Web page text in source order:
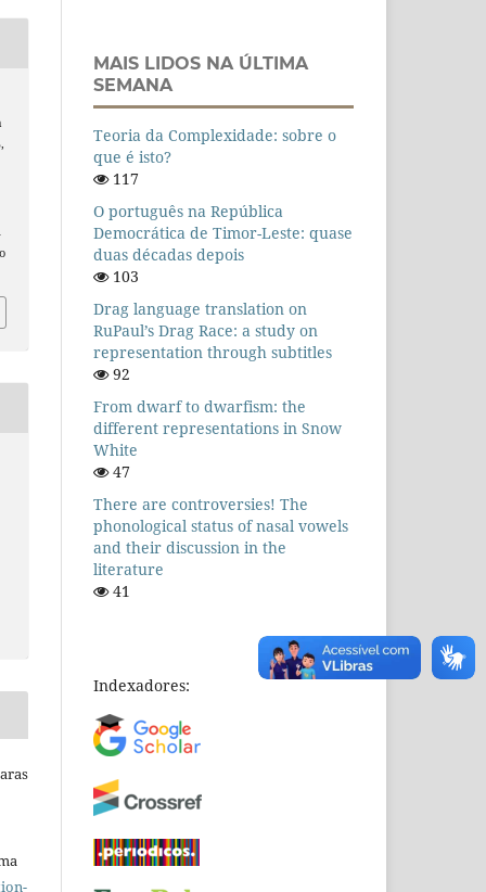
MAIS LIDOS NA ÚLTIMA
SEMANA
Teoria da Complexidade: sobre o
que é isto?
117
O português na República
Democrática de Timor-Leste: quase
duas décadas depois
103
Drag language translation on
RuPaul’s Drag Race: a study on
representation through subtitles
92
From dwarf to dwarfism: the
different representations in Snow
White
47
There are controversies! The
phonological status of nasal vowels
and their discussion in the
literature
41
Indexadores: